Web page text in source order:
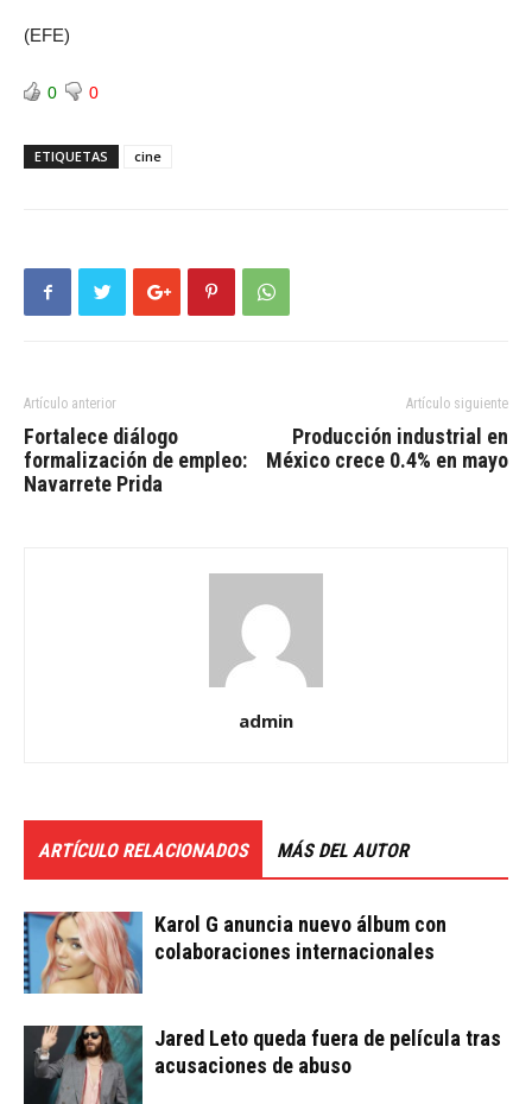
(EFE)
0 0
ETIQUETAS cine
Artículo anterior
Fortalece diálogo
formalización de empleo:
Navarrete Prida
Artículo siguiente
Producción industrial en
México crece 0.4% en mayo
admin
ARTÍCULO RELACIONADOS MÁS DEL AUTOR
Karol G anuncia nuevo álbum con
colaboraciones internacionales
Jared Leto queda fuera de película tras
acusaciones de abuso